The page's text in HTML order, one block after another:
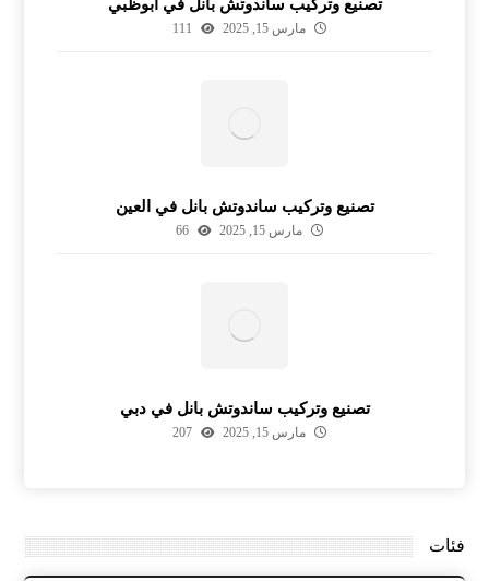
تصنيع وتركيب ساندوتش بانل في ابوظبي
مارس 15, 2025 111
تصنيع وتركيب ساندوتش بانل في العين
مارس 15, 2025 66
تصنيع وتركيب ساندوتش بانل في دبي
مارس 15, 2025 207
فئات